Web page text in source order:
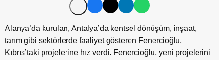
Alanya’da kurulan, Antalya’da kentsel dönüşüm, inşaat,
tarım gibi sektörlerde faaliyet gösteren Fenercioğlu,
Kıbrıs’taki projelerine hız verdi. Fenercioğlu, yeni projelerini